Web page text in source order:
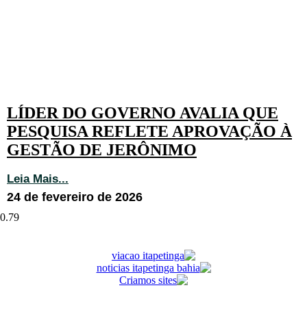
LÍDER DO GOVERNO AVALIA QUE
PESQUISA REFLETE APROVAÇÃO À
GESTÃO DE JERÔNIMO
Leia Mais...
24 de fevereiro de 2026